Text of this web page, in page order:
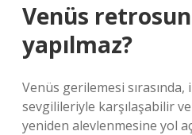
Venüs
yapılmaz?
Venüs gerilemesi
sevgilileriyle karşılaşabilir
yeniden alevlenmesine yol